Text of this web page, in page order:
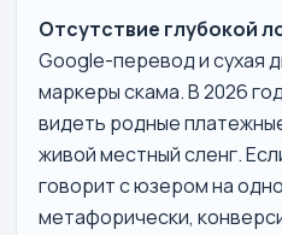
Отсутствие глубокой
Google-перевод и сухая
маркеры скама. В 2026
видеть родные
живой местный сленг.
говорит с юзером на
метафорически,